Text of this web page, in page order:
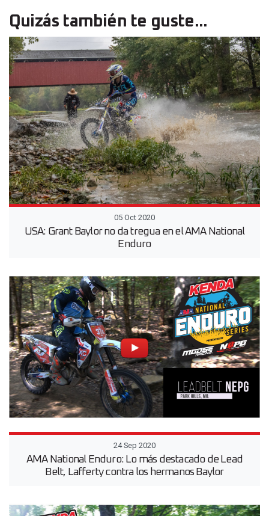
Quizás también te guste...
05 Oct 2020
USA: Grant Baylor no da tregua en el AMA National
Enduro
24 Sep 2020
AMA National Enduro: Lo más destacado de Lead
Belt, Lafferty contra los hermanos Baylor